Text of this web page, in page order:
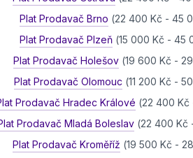
Plat Prodavač Brno (22 400 Kč - 45
Plat Prodavač Plzeň (15 000 Kč - 45
Plat Prodavač Holešov (19 600 Kč -
Plat Prodavač Olomouc (11 200 Kč -
Prodavač Hradec Králové (22 400 Kč
Prodavač Mladá Boleslav (22 400 Kč
Plat Prodavač Kroměříž (19 500 Kč -